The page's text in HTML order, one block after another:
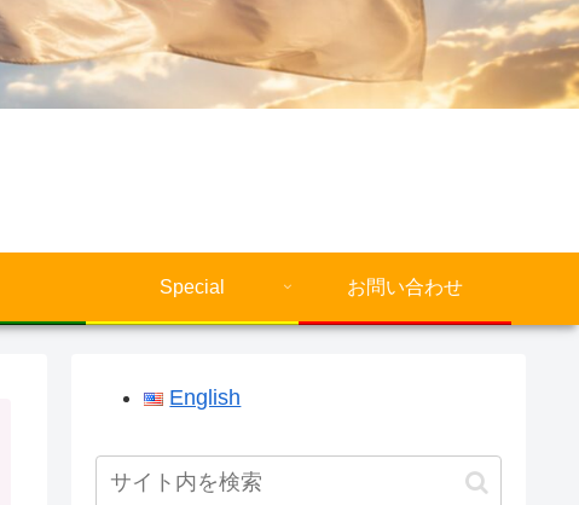
Special お問い合わせ
English